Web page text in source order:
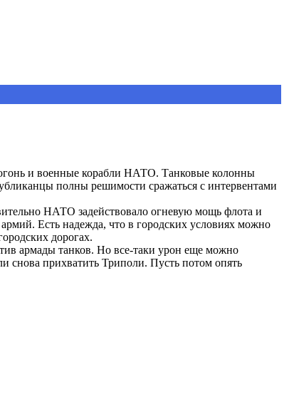
и военные корабли НАТО. Танковые колонны
полны решимости сражаться с интервентами
НАТО задействовало огневую мощь флота и
Есть надежда, что в городских условиях можно
дорогах.
армады танков. Но все-таки урон еще можно
снова прихватить Триполи. Пусть потом опять